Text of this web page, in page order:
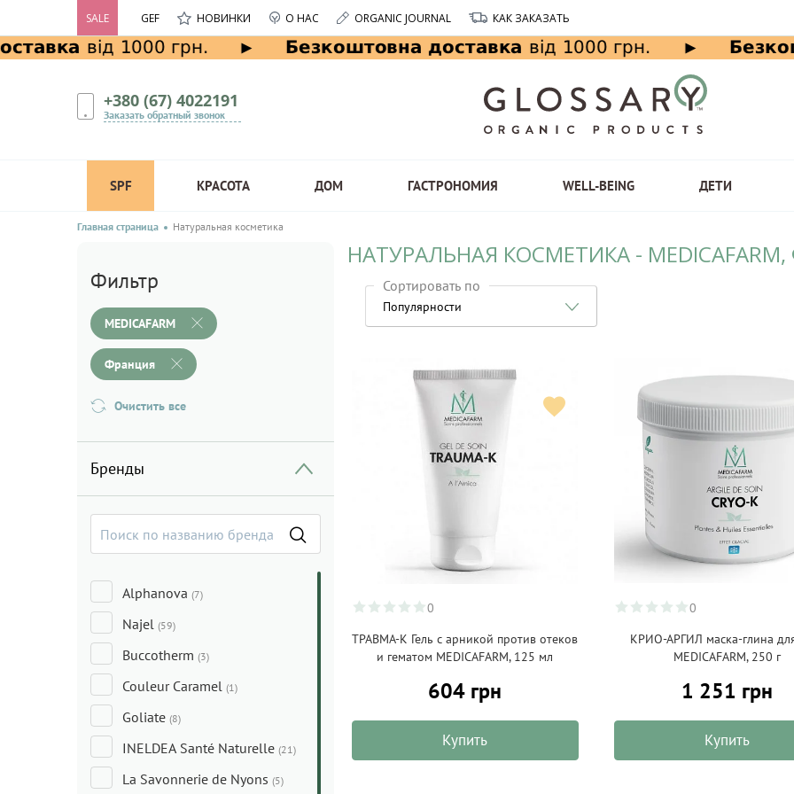
SALE GEF НОВИНКИ О НАС ORGANIC JOURNAL КАК ЗАКАЗАТЬ
+380 (67) 4022191
Заказать обратный звонок
SPF КРАСОТА ДОМ ГАСТРОНОМИЯ WELL-BEING ДЕТИ
Главная страница Натуральная косметика
Фильтр
MEDICAFARM
Франция
Очистить все
Бренды
Alphanova (7)
Najel (59)
Buccotherm (3)
Couleur Caramel (1)
Goliate (8)
INELDEA Santé Naturelle (21)
La Savonnerie de Nyons (5)
НАТУРАЛЬНАЯ КОСМЕТИКА -
Сортировать по
Популярности
0
ТРАВМА-К Гель с арникой против отеков
и гематом MEDICAFARM, 125 мл
604 грн
Купить
0
КРИО-АРГИЛ маска-глина
MEDICAFARM, 250 г
1 251 грн
Купить